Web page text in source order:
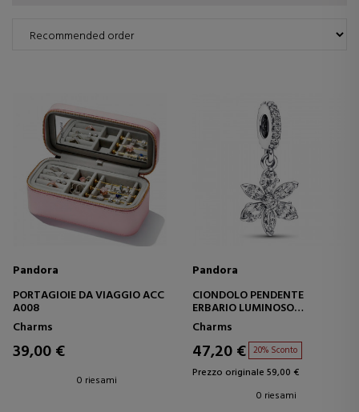
Pandora
PORTAGIOIE DA VIAGGIO ACC
A008
Charms
39,00 €
0 riesami
Pandora
CIONDOLO PENDENTE
ERBARIO LUMINOSO
792382C01
Charms
47,20 € 20% Sconto
Prezzo originale 59,00 €
0 riesami